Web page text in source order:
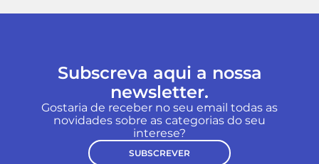
Subscreva aqui a nossa
newsletter.
Gostaria de receber no seu email todas as
novidades sobre as categorias do seu
interese?
SUBSCREVER